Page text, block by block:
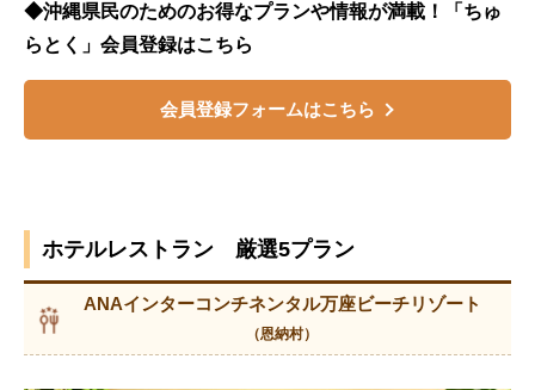
◆沖縄県民のためのお得なプランや情報が満載！「ちゅ
らとく」会員登録はこちら
会員登録フォームはこちら
ホテルレストラン 厳選5プラン
ANAインターコンチネンタル万座ビーチリゾート
（恩納村）